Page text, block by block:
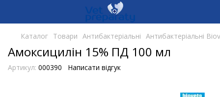
Каталог Товари Антибактеріальні Антибактеріальні
Амоксицилін 15% ПД 100 мл
Артикул: 000390 Написати відгук